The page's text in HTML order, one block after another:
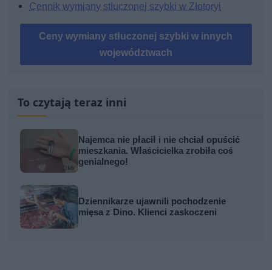
Cennik wymiany stłuczonej szybki w Złotoryi
Ceny wymiany stłuczonej szybki w innych
województwach
To czytają teraz inni
Najemca nie płacił i nie chciał opuścić
mieszkania. Właścicielka zrobiła coś
genialnego!
Dziennikarze ujawnili pochodzenie
mięsa z Dino. Klienci zaskoczeni